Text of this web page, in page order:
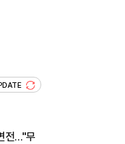
전…"무